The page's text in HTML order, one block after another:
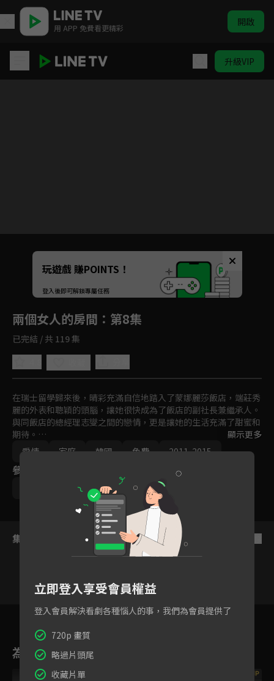
用 APP 免費看更精彩 開啟
升級VIP
Unmute
如有不便請見諒
玩遊戲 賺POINTS！
登入後即可解鎖專屬任務
兩個女人的房間 ：第8集
已完結 / 共 119 集
在瑞士留學歸來後，晴彩充滿自信地踏入了蒙娜麗莎飯店，端莊秀
麗的外表和聰穎的頭腦，讓她很快成為了飯店的副社長兼繼承人。
與同飯店的總經理志燮之間的戀情，更是讓她的生活充滿了甜蜜和
期待。
時，內心充滿恐懼與內疚感，在晴彩的堅持下，熙秀搬進了她的
家，開始了新的生活。從那時起，晴彩心愛的人和她的一切都逐漸
被熙秀所奪走，包括飯店的地位和財富，晴彩更是從繼承人淪為女
僕，為了奪回曾經的一切，晴彩對熙秀展開復仇。
顯示更多
愛情
家庭 韓國 免費 2011-2015
參與演員
王嬪娜 姜志燮 姜景晙
集數列表
6 7 8 9 10
為您推薦
VIP VIP
立即登入享受會員權益
登入會員解決看劇各種惱人的事，我們為會員提供了
720p 畫質
略過片頭尾
收藏片單